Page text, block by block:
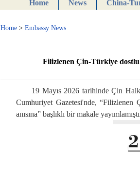
Home News China-
Home > Embassy News
Filizlenen Çin-Türkiye
19 Mayıs 2026 tarihinde Çin
Cumhuriyet Gazetesi'nde,
anısına” başlıklı bir makale